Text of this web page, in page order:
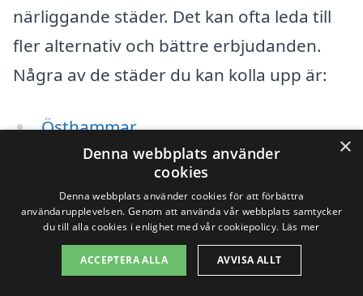
närliggande städer. Det kan ofta leda till
fler alternativ och bättre erbjudanden.
Några av de städer du kan kolla upp är:
Östhammar
Uppsala
Skutskär
Tierp
×
Denna webbplats använder
cookies
Denna webbplats använder cookies för att förbättra
användarupplevelsen. Genom att använda vår webbplats samtycker
du till alla cookies i enlighet med vår cookiepolicy. Läs mer
ACCEPTERA ALLA AVVISA ALLT